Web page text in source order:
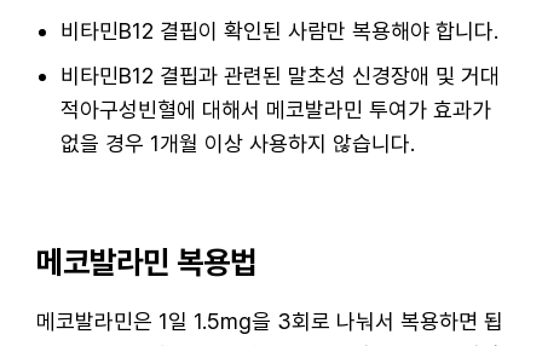
비타민B12 결핍이 확인된 사람만 복용해야 합니다.
비타민B12 결핍과 관련된 말초성 신경장애 및 거대
적아구성빈혈에 대해서 메코발라민 투여가 효과가
없을 경우 1개월 이상 사용하지 않습니다.
메코발라민 복용법
메코발라민은 1일 1.5mg을 3회로 나눠서 복용하면 됩